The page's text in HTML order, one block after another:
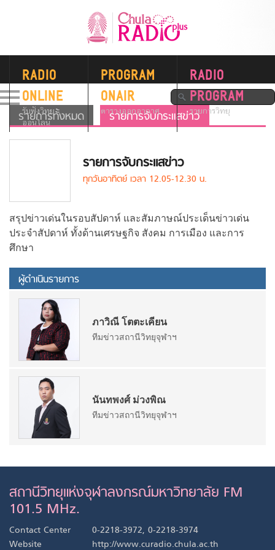
RADIO
ONLINE
รับฟังวิทยุ
ออนไลน์
PROGRAM
ONAIR
ตารางออกอากาศ
RADIO
PROGRAM
รายการวิทยุ
รายการทั้งหมด รายการจับกระแสข่าว
รายการจับกระแสข่าว
ทุกวันอาทิตย์ เวลา 12.05-12.30 น.
สรุปข่าวเด่นในรอบสัปดาห์ และสัมภาษณ์ประเด็นข่าวเด่น
ประจำสัปดาห์ ทั้งด้านเศรษฐกิจ สังคม การเมือง และการ
ศึกษา
ผู้ดำเนินรายการ
ภาวิณี โตตะเคียน
ทีมข่าวสถานีวิทยุจุฬาฯ
นันทพงศ์ ม่วงพิณ
ทีมข่าวสถานีวิทยุจุฬาฯ
สถานีวิทยุแห่งจุฬาลงกรณ์มหาวิทยาลัย FM
101.5 MHz.
Contact Center
0-2218-3972, 0-2218-3974
Website
http://www.curadio.chula.ac.th